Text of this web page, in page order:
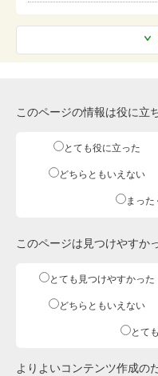
このページの情報は役に立
とても役に立った
どちらともいえない
まった
このページは見つけやすか
とても見つけやすかった
どちらともいえない
とて
よりよいコンテンツ作成の